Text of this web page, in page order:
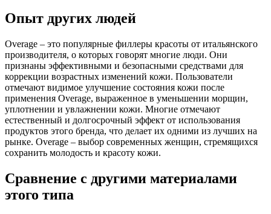
Опыт других людей
Overage – это популярные филлеры красоты от итальянского
производителя, о которых говорят многие люди. Они
признаны эффективными и безопасными средствами для
коррекции возрастных изменений кожи. Пользователи
отмечают видимое улучшение состояния кожи после
применения Overage, выраженное в уменьшении морщин,
уплотнении и увлажнении кожи. Многие отмечают
естественный и долгосрочный эффект от использования
продуктов этого бренда, что делает их одними из лучших на
рынке. Overage – выбор современных женщин, стремящихся
сохранить молодость и красоту кожи.
Сравнение с другими материалами
этого типа